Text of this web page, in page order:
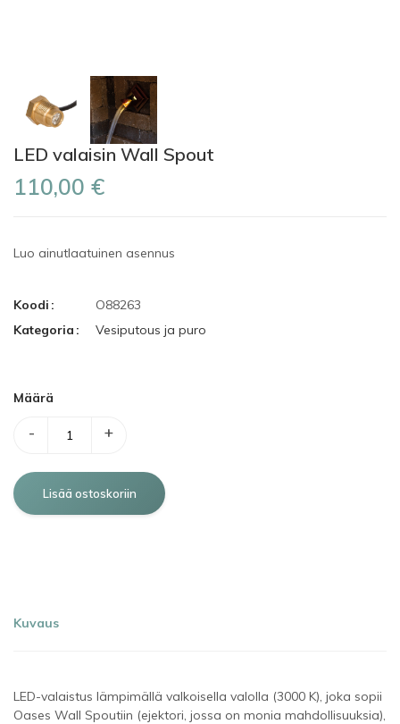
LED valaisin Wall Spout
110,00 €
Luo ainutlaatuinen asennus
Koodi
O88263
Kategoria
Vesiputous ja puro
Määrä
- +
Kuvaus
LED-valaistus lämpimällä valkoisella valolla (3000 K), joka sopii
Oases Wall Spoutiin (ejektori, jossa on monia mahdollisuuksia),